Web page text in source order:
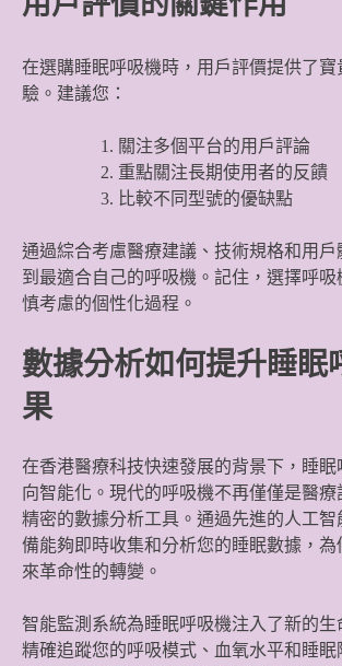
在選購睡眠呼吸機時，用戶評價提供了寶
驗。建議您：
關注多個平台的用戶評論
重點關注長期使用者的反饋
比較不同型號的優缺點
通過綜合考慮醫療建議、技術規格和用
到最適合自己的呼吸機。記住，選擇呼吸
慎考慮的個性化過程。
數據分析如何提升睡眠
果
在香港醫療科技快速發展的背景下，睡眠
向智能化。現代的呼吸機不再僅僅是醫療
精密的數據分析工具。通過先進的人工智
備能夠即時收集和分析您的睡眠數據，為
來革命性的轉變。
智能監測系統為睡眠呼吸機注入了新的生
精確追蹤您的呼吸模式、血氧水平和睡